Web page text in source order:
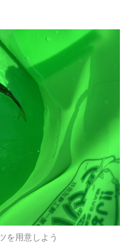
を用意しよう